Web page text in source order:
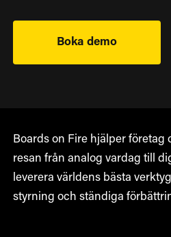
Boka demo
Boards on Fire hjälper företag
resan från analog vardag till
leverera världens bästa
styrning och ständiga